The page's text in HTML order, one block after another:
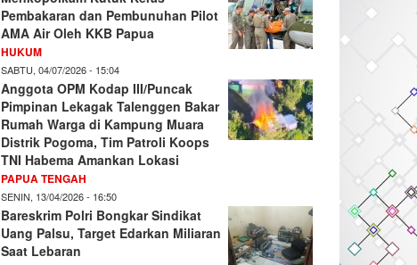
Pembakaran dan Pembunuhan Pilot
AMA Air Oleh KKB Papua
HUKUM
SABTU, 04/07/2026 - 15:04
Anggota OPM Kodap III/Puncak
Pimpinan Lekagak Talenggen Bakar
Rumah Warga di Kampung Muara
Distrik Pogoma, Tim Patroli Koops
TNI Habema Amankan Lokasi
PAPUA TENGAH
SENIN, 13/04/2026 - 16:50
Bareskrim Polri Bongkar Sindikat
Uang Palsu, Target Edarkan Miliaran
Saat Lebaran